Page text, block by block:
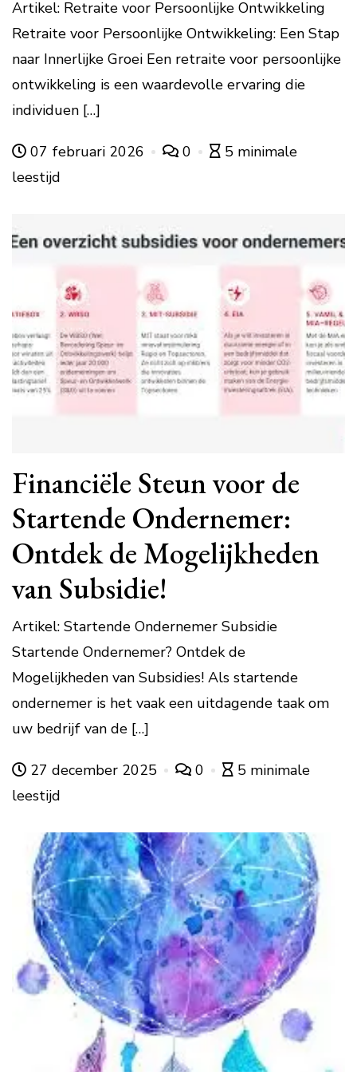
Artikel: Retraite voor Persoonlijke Ontwikkeling
Retraite voor Persoonlijke Ontwikkeling: Een Stap
naar Innerlijke Groei Een retraite voor persoonlijke
ontwikkeling is een waardevolle ervaring die
individuen […]
07 februari 2026 0
5 minimale
leestijd
Financiële Steun voor de
Startende Ondernemer:
Ontdek de Mogelijkheden
van Subsidie!
Artikel: Startende Ondernemer Subsidie
Startende Ondernemer? Ontdek de
Mogelijkheden van Subsidies! Als startende
ondernemer is het vaak een uitdagende taak om
uw bedrijf van de […]
27 december 2025 0
5 minimale
leestijd